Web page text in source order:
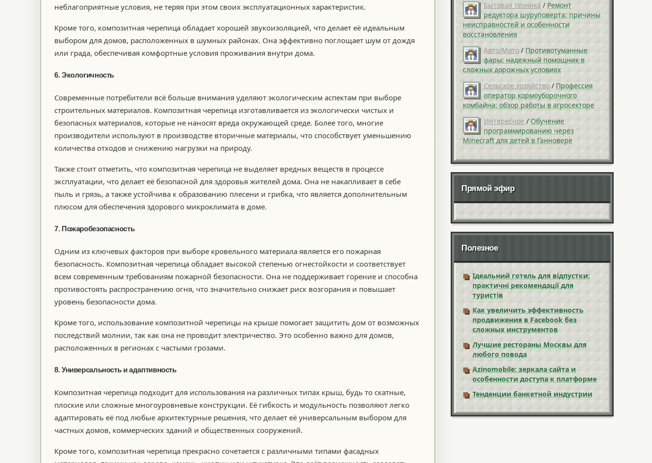
неблагоприятные условия, не теряя при этом своих эксплуатационных характеристик.
Кроме того, композитная черепица обладает хорошей звукоизоляцией, что делает её идеальным
выбором для домов, расположенных в шумных районах. Она эффективно поглощает шум от дождя
или града, обеспечивая комфортные условия проживания внутри дома.
6. Экологичность
Современные потребители всё больше внимания уделяют экологическим аспектам при выборе
строительных материалов. Композитная черепица изготавливается из экологически чистых и
безопасных материалов, которые не наносят вреда окружающей среде. Более того, многие
производители используют в производстве вторичные материалы, что способствует уменьшению
количества отходов и снижению нагрузки на природу.
Также стоит отметить, что композитная черепица не выделяет вредных веществ в процессе
эксплуатации, что делает её безопасной для здоровья жителей дома. Она не накапливает в себе
пыль и грязь, а также устойчива к образованию плесени и грибка, что является дополнительным
плюсом для обеспечения здорового микроклимата в доме.
7. Пожаробезопасность
Одним из ключевых факторов при выборе кровельного материала является его пожарная
безопасность. Композитная черепица обладает высокой степенью огнестойкости и соответствует
всем современным требованиям пожарной безопасности. Она не поддерживает горение и способна
противостоять распространению огня, что значительно снижает риск возгорания и повышает
уровень безопасности дома.
Кроме того, использование композитной черепицы на крыше помогает защитить дом от возможных
последствий молнии, так как она не проводит электричество. Это особенно важно для домов,
расположенных в регионах с частыми грозами.
8. Универсальность и адаптивность
Композитная черепица подходит для использования на различных типах крыш, будь то скатные,
плоские или сложные многоуровневые конструкции. Её гибкость и модульность позволяют легко
адаптировать её под любые архитектурные решения, что делает её универсальным выбором для
частных домов, коммерческих зданий и общественных сооружений.
Кроме того, композитная черепица прекрасно сочетается с различными типами фасадных
Бытовая техника / Ремонт
редуктора шуруповерта: причины
неисправностей и особенности
восстановления
Авто/Мото / Противотуманные
фары: надежный помощник в
сложных дорожных условиях
Сельское хозяйство / Профессия
оператор кормоуборочного
комбайна: обзор работы в агросекторе
Интересное / Обучение
программированию через
Minecraft для детей в Ганновере
Прямой эфир
Полезное
Ідеальний готель для відпустки:
практичні рекомендації для
туристів
Как увеличить эффективность
продвижения в Facebook без
сложных инструментов
Лучшие рестораны Москвы для
любого повода
Azinomobile: зеркала сайта и
особенности доступа к платформе
Тенденции банкетной индустрии